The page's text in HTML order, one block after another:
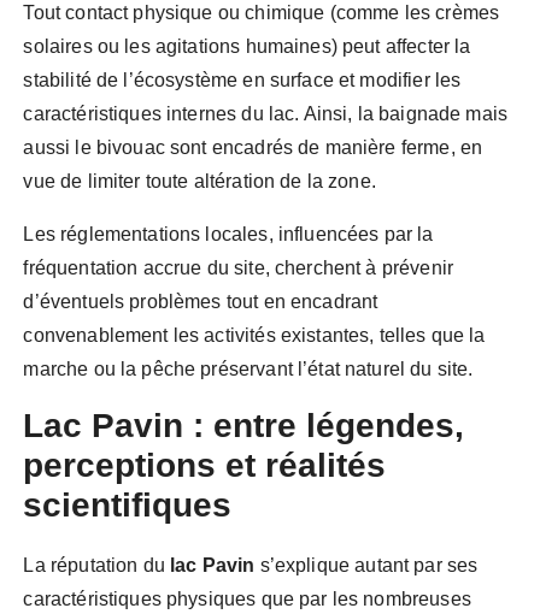
Tout contact physique ou chimique (comme les crèmes
solaires ou les agitations humaines) peut affecter la
stabilité de l’écosystème en surface et modifier les
caractéristiques internes du lac. Ainsi, la baignade mais
aussi le bivouac sont encadrés de manière ferme, en
vue de limiter toute altération de la zone.
Les réglementations locales, influencées par la
fréquentation accrue du site, cherchent à prévenir
d’éventuels problèmes tout en encadrant
convenablement les activités existantes, telles que la
marche ou la pêche préservant l’état naturel du site.
Lac Pavin : entre légendes,
perceptions et réalités
scientifiques
La réputation du lac Pavin s’explique autant par ses
caractéristiques physiques que par les nombreuses